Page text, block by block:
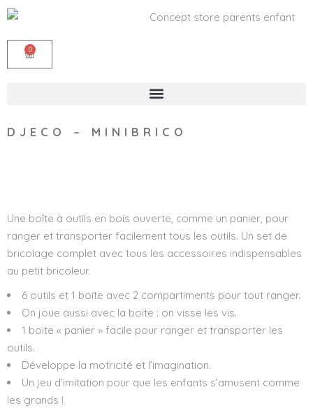
0
DJECO – MINIBRICO
Une boîte à outils en bois ouverte, comme un panier, pour
ranger et transporter facilement tous les outils. Un set de
bricolage complet avec tous les accessoires indispensables
au petit bricoleur.
6 outils et 1 boite avec 2 compartiments pour tout ranger.
On joue aussi avec la boite : on visse les vis.
1 boite « panier » facile pour ranger et transporter les
outils.
Développe la motricité et l’imagination.
Un jeu d’imitation pour que les enfants s’amusent comme
les grands !